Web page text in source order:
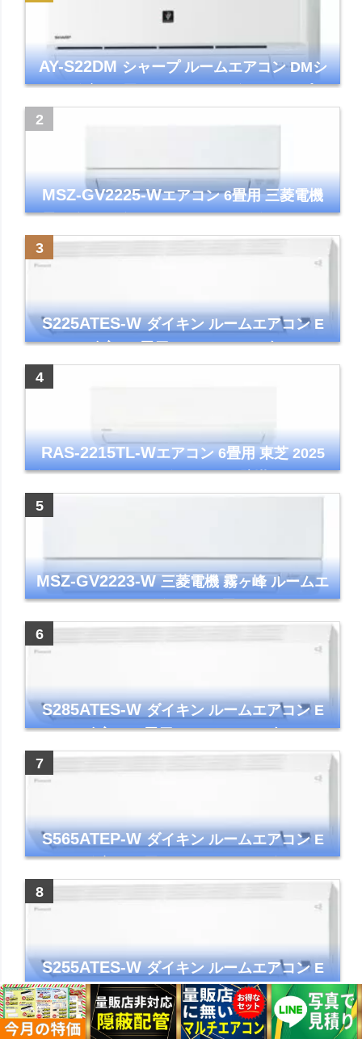
AY-S22DMシャープ ルームエアコン DMシ
リーズ 主に6畳 ホワイト 2024年モデル プラ
MSZ-GV2225-Wエアコン 6畳用 三菱電機
霧ヶ峰 2025年モデル GVシリーズ ピュアホ
ワイト 清潔 除湿 単相100V
S225ATES-Wダイキン ルームエアコン E
シリーズ 主に6畳用 ホワイト 2025年モデル
RAS-2215TL-Wエアコン 6畳用 東芝 2025
年モデル TLシリーズ ホワイト 壁掛け クーラ
MSZ-GV2223-W三菱電機 霧ヶ峰 ルームエ
アコン GVシリーズ おもに6畳用 ピュアホワ
イト 2023年モデル
S285ATES-Wダイキン ルームエアコン E
シリーズ 主に10畳用 ホワイト 2025年モデル
コンパクトモデル ストリーマ
S565ATEP-Wダイキン ルームエアコン E
シリーズ 主に18畳用 ホワイト 2025年モデル
コンパクトモデル ストリーマ
S255ATES-Wダイキン ルームエアコン E
シリーズ 主に8畳用 ホワイト 2025年モデル
コンパクトモデル ストリーマ